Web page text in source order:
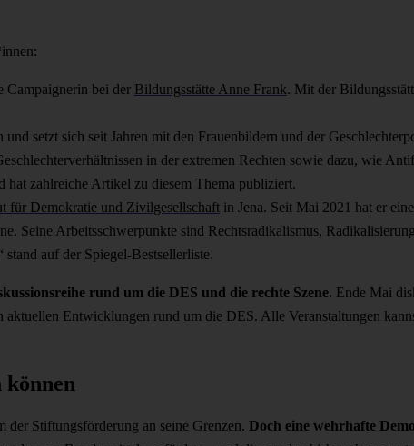
Campaignerin bei der Bildungsstätte Anne Frank. Mit der
setzt sich seit Jahren mit den Frauenbildern und der
in der extremen Rechten sowie dazu, wie
hat zahlreiche Artikel zu diesem Thema publiziert.
für Demokratie und Zivilgesellschaft in Jena. Seit Mai 2021 hat er
Seine Arbeitsschwerpunkte sind Rechtsradikalismus,
stand auf der Spiegel-Bestsellerliste.
rund um die DES und die rechte Szene. Ende Mai
aktuellen Entwicklungen rund um die DES. Alle Veranstaltungen
der Stiftungsförderung an seine Grenzen. Doch eine wehrhafte